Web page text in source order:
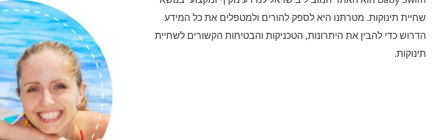
שחיית תינוקות. מטרתנו היא לספק להורים ולמטפלים את כל המידע
הדרוש כדי להבין את היתרונות, הטכניקות והבטיחות הקשורים לשחיית
תינוקות.